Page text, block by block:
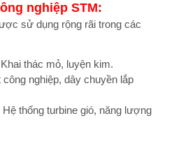
nghiệp STM:
sử dụng rộng rãi trong các
thác mỏ, luyện kim.
công nghiệp, dây chuyền lắp
Hệ thống turbine gió, năng lượng